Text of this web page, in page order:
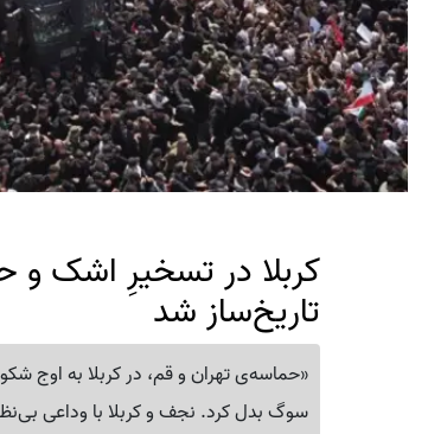
تاریخ‌ساز شد
«حماسه‌ی تهران و قم، در کربلا به اوج
سوگ بدل کرد. نجف و کربلا با وداعی